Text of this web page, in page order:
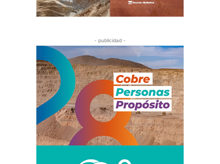
- publicidad -